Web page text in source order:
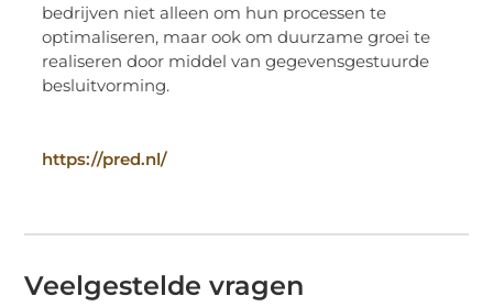
bedrijven niet alleen om hun processen te
optimaliseren, maar ook om duurzame groei te
realiseren door middel van gegevensgestuurde
besluitvorming.
https://pred.nl/
Veelgestelde vragen